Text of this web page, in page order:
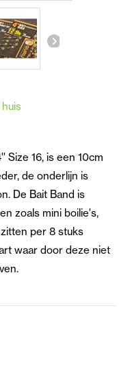
Size 16, is een 10cm
de onderlijn is
De Bait Band is
zoals mini boilie's,
per 8 stuks
waar door deze niet